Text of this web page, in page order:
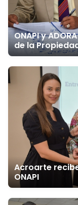
ONAPI y
de la
Acroarte
ONAPI